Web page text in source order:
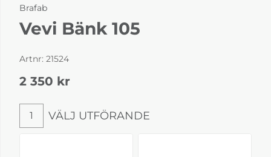
Brafab
Vevi Bänk 105
Artnr: 21524
2 350 kr
Välj utförande
1 VÄLJ UTFÖRANDE